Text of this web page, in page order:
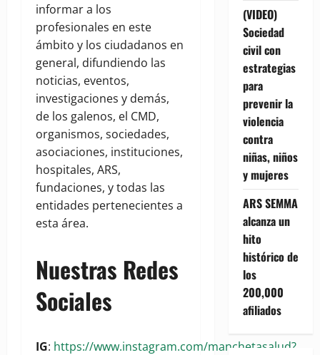
informar a los
profesionales en este
ámbito y los ciudadanos en
general, difundiendo las
noticias, eventos,
investigaciones y demás,
de los galenos, el CMD,
organismos, sociedades,
asociaciones, instituciones,
hospitales, ARS,
fundaciones, y todas las
entidades pertenecientes a
esta área.
Nuestras Redes
Sociales
IG: https://www.instagram.com/manchetasalud?
(VIDEO)
Sociedad
civil con
estrategias
para
prevenir la
violencia
contra
niñas, niños
y mujeres
ARS SEMMA
alcanza un
hito
histórico de
los
200,000
afiliados